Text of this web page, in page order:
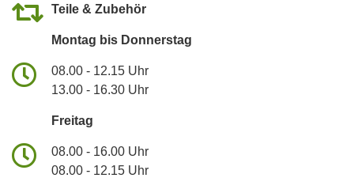
Teile & Zubehör
Montag bis Donnerstag
08.00 - 12.15 Uhr
13.00 - 16.30 Uhr
Freitag
08.00 - 16.00 Uhr
08.00 - 12.15 Uhr